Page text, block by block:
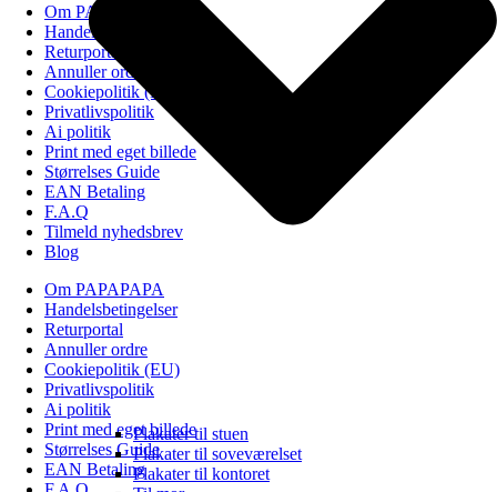
Plakater til stuen
Plakater til soveværelset
Plakater til kontoret
Om PAPAPAPA
Handelsbetingelser
Returportal
Annuller ordre
Cookiepolitik (EU)
Privatlivspolitik
Ai politik
Print med eget billede
Størrelses Guide
EAN Betaling
F.A.Q
Tilmeld nyhedsbrev
Blog
Om PAPAPAPA
Handelsbetingelser
Returportal
Annuller ordre
Cookiepolitik (EU)
Privatlivspolitik
Ai politik
Print med eget billede
Størrelses Guide
EAN Betaling